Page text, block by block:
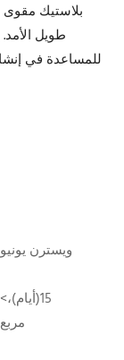
بلاستيك مقوى
طويل
للمساعدة في